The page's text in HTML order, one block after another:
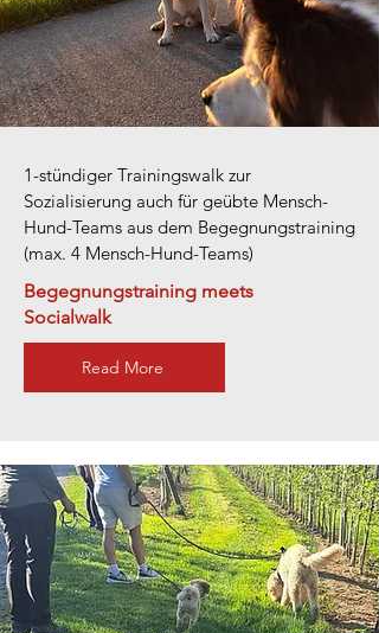
1-stündiger Trainingswalk zur
Sozialisierung auch für geübte Mensch-
Hund-Teams aus dem Begegnungstraining
(max. 4 Mensch-Hund-Teams)
Begegnungstraining meets
Socialwalk
Read More